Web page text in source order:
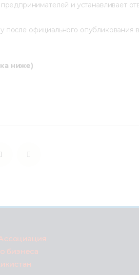
и устанавливает
после официального
ниже)